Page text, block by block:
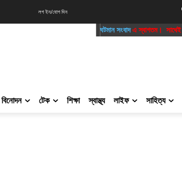
লগ ইন/যোগ দিন
এ স্বাগতম। সাথেই থাকুন।
বিনোদন টেক শিক্ষা স্বাস্থ্য লাইফ সাহিত্য